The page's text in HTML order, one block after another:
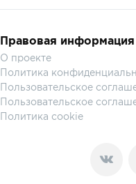
Правовая информация
О проекте
Политика
Пользовательское
Пользовательское
Политика cookie